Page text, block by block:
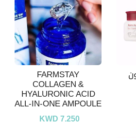
FARMSTAY
COLLAGEN &
HYALURONIC ACID
ALL-IN-ONE AMPOULE
KWD 7.250